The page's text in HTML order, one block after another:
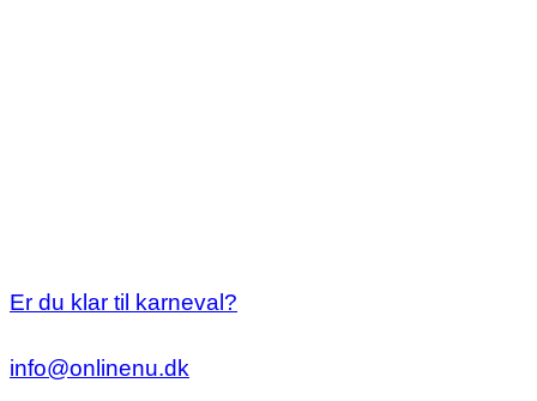
Er du klar til karneval?
info@onlinenu.dk